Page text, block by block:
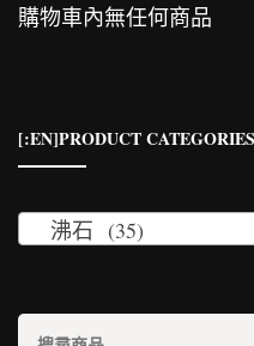
購物車內無任何商品
[:EN]PRODUCT
沸石 (35)